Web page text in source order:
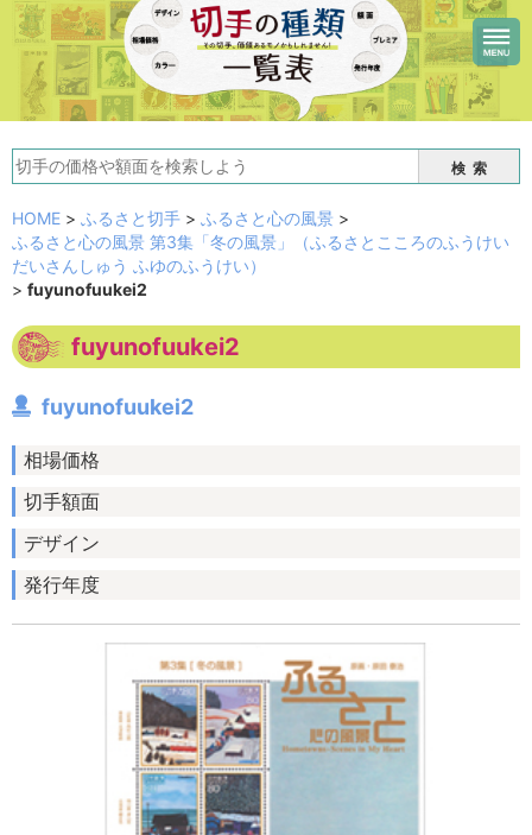
検索
HOME > ふるさと切手 > ふるさと心の風景 >
ふるさと心の風景 第3集「冬の風景」（ふるさとこころのふうけい
だいさんしゅう ふゆのふうけい）
> fuyunofuukei2
fuyunofuukei2
fuyunofuukei2
相場価格
切手額面
デザイン
発行年度